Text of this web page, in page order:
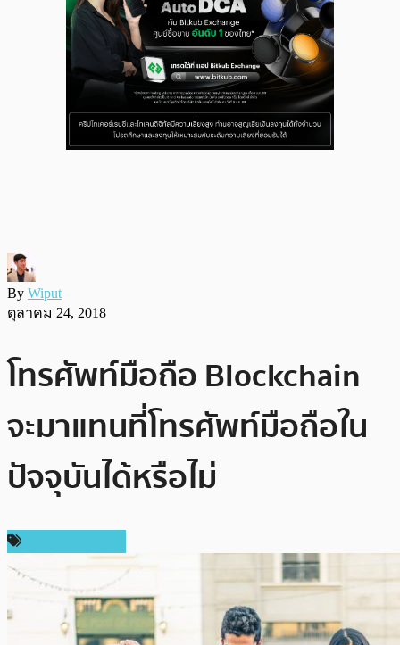
By Wiput
ตุลาคม 24, 2018
โทรศัพท์มือถือ Blockchain
จะมาแทนที่โทรศัพท์มือถือใน
ปัจจุบันได้หรือไม่